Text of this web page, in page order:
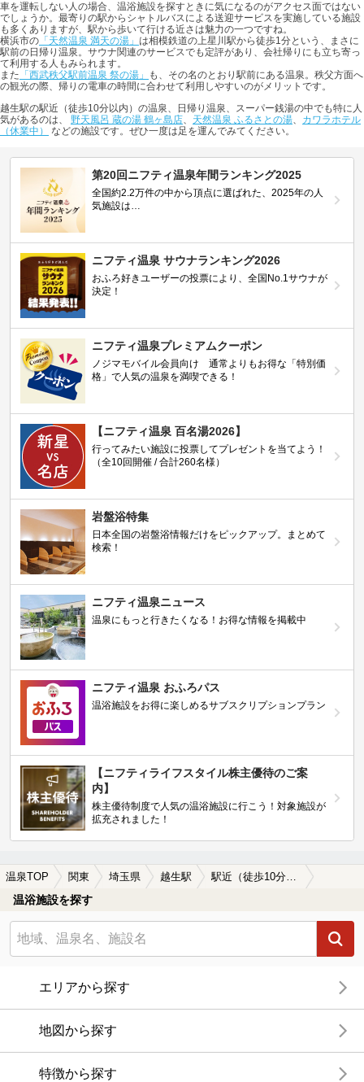
車を運転しない人の場合、温浴施設を探すときに気になるのがアクセス面ではない
でしょうか。最寄りの駅からシャトルバスによる送迎サービスを実施している施設
も多くありますが、駅から歩いて行ける近さは魅力の一つですね。
横浜市の 「天然温泉 満天の湯」 は相模鉄道の上星川駅から徒歩1分という、まさに
駅前の日帰り温泉。サウナ関連のサービスでも定評があり、会社帰りにも立ち寄っ
て利用する人もみられます。
また 「西武秩父駅前温泉 祭の湯」
も、その名のとおり駅前にある温泉。秩父方面へ
の観光の際、帰りの電車の時間に合わせて利用しやすいのがメリットです。
越生駅の駅近（徒歩10分以内）の温泉、日帰り温泉、スーパー銭湯の中でも特に人
気があるのは、 野天風呂 蔵の湯 鶴ヶ島店、 天然温泉 ふるさとの湯、 カワラホテル
（休業中）
などの施設です。ぜひ一度は足を運んでみてください。
第20回ニフティ温泉年間ランキング2025
全国約2.2万件の中から頂点に選ばれた、2025年の人
気施設は…
ニフティ温泉 サウナランキング2026
おふろ好きユーザーの投票により、全国No.1サウナが
決定！
ニフティ温泉プレミアムクーポン
ノジマモバイル会員向け 通常よりもお得な「特別価
格」で人気の温泉を満喫できる！
【ニフティ温泉 百名湯2026】
行ってみたい施設に投票してプレゼントを当てよう！
（全10回開催 / 合計260名様）
岩盤浴特集
日本全国の岩盤浴情報だけをピックアップ。まとめて
検索！
ニフティ温泉ニュース
温泉にもっと行きたくなる！お得な情報を掲載中
ニフティ温泉 おふろパス
温浴施設をお得に楽しめるサブスクリプションプラン
【ニフティライフスタイル株主優待のご案
内】
株主優待制度で人気の温浴施設に行こう！対象施設が
拡充されました！
温泉TOP 関東 埼玉県 越生駅 駅近（徒歩10分以内）の越生駅近くの温泉、日帰り温泉、スーパー銭湯おすすめ
温浴施設を探す
エリアから探す
地図から探す
特徴から探す